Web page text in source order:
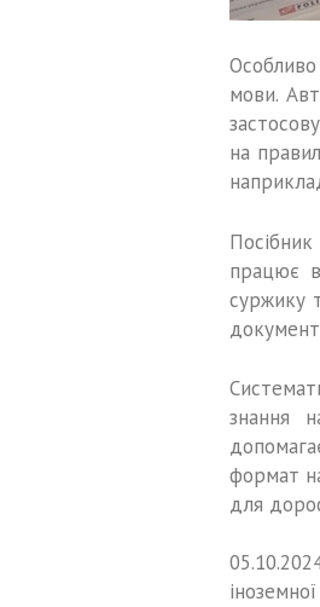
мови.
на
працює
суржику
знання
формат
для